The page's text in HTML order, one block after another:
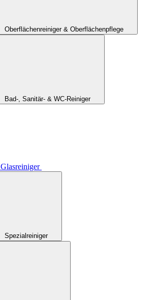
Oberflächenreiniger & Oberflächenpflege
Bad-, Sanitär- & WC-Reiniger
Glasreiniger
Spezialreiniger